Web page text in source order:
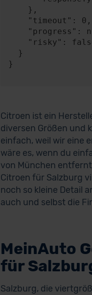
}
Citroen ist ein
diversen Größen und
einfach, weil wir eine
wäre es, wenn du
von München
Citroen für Salzburg
noch so kleine Detail
auch und selbst die
MeinAuto
für
Salzburg, die